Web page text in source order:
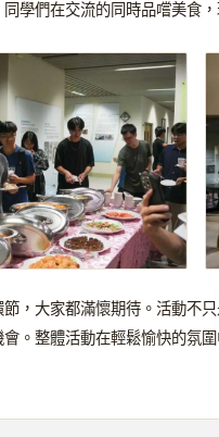
學們在交流的同時品嚐美食
，大家都滿懷期待。活動不
。整體活動在輕鬆愉快的氛